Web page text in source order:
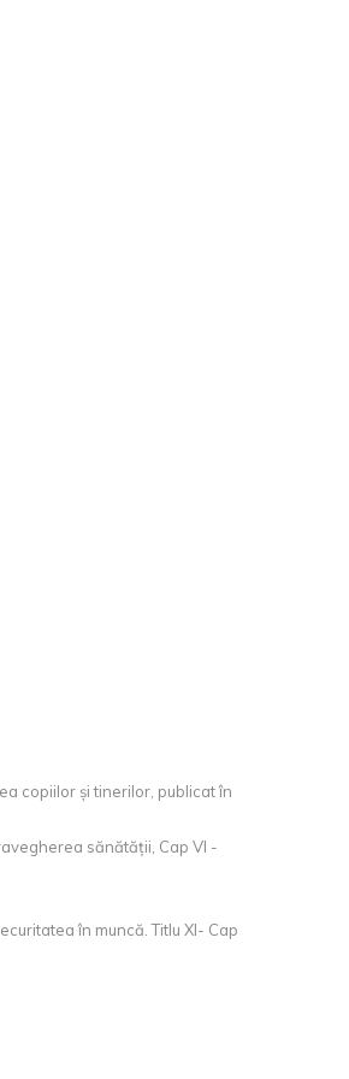
copiilor și tinerilor, publicat în
sănătății, Cap VI -
în muncă. Titlu XI- Cap